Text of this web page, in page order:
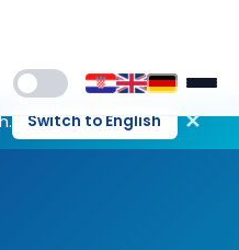
Switch to English ✕